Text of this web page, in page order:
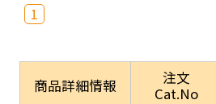
1
商品詳細情報
注文
Cat.No